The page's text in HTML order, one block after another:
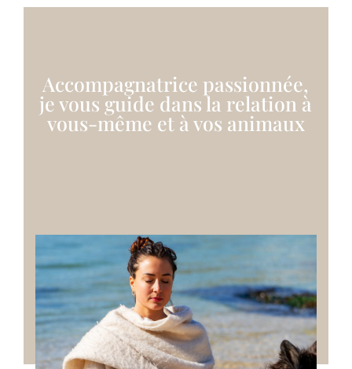
Accompagnatrice passionnée,
je vous guide dans la relation à
vous-même et à vos animaux